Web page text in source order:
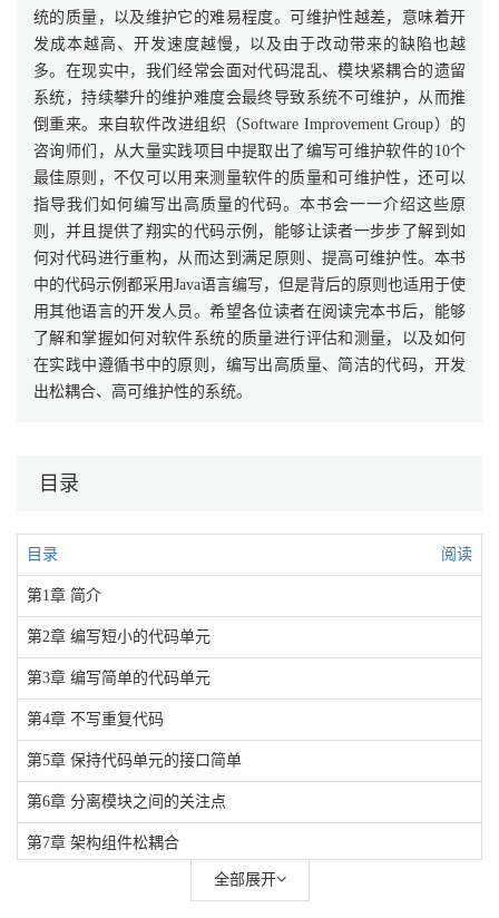
统的质量，以及维护它的难易程度。可维护性越差，意味着开
发成本越高、开发速度越慢，以及由于改动带来的缺陷也越
多。在现实中，我们经常会面对代码混乱、模块紧耦合的遗留
系统，持续攀升的维护难度会最终导致系统不可维护，从而推
倒重来。来自软件改进组织（Software Improvement Group）的
咨询师们，从大量实践项目中提取出了编写可维护软件的10个
最佳原则，不仅可以用来测量软件的质量和可维护性，还可以
指导我们如何编写出高质量的代码。本书会一一介绍这些原
则，并且提供了翔实的代码示例，能够让读者一步步了解到如
何对代码进行重构，从而达到满足原则、提高可维护性。本书
中的代码示例都采用Java语言编写，但是背后的原则也适用于使
用其他语言的开发人员。希望各位读者在阅读完本书后，能够
了解和掌握如何对软件系统的质量进行评估和测量，以及如何
在实践中遵循书中的原则，编写出高质量、简洁的代码，开发
出松耦合、高可维护性的系统。
目录
目录 阅读
第1章 简介
第2章 编写短小的代码单元
第3章 编写简单的代码单元
第4章 不写重复代码
第5章 保持代码单元的接口简单
第6章 分离模块之间的关注点
第7章 架构组件松耦合
第8章 保持架构组件之间的平衡全部展开